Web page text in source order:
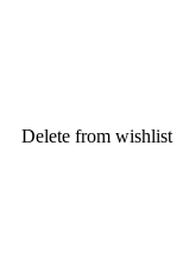
Delete from wishlist